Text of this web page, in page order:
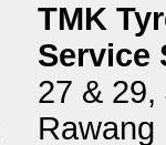
TMK
Service
27 & 29,
Rawang